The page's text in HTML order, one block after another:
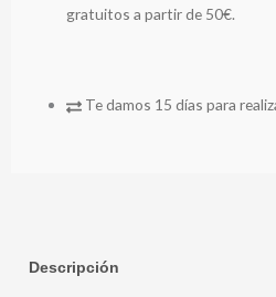
gratuitos a partir de 50€.
Te damos 15 días para
Descripción